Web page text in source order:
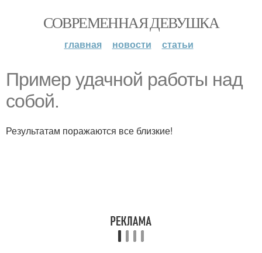
СОВРЕМЕННАЯ ДЕВУШКА
главная новости статьи
Пример удачной работы над
собой.
Результатам поражаются все близкие!